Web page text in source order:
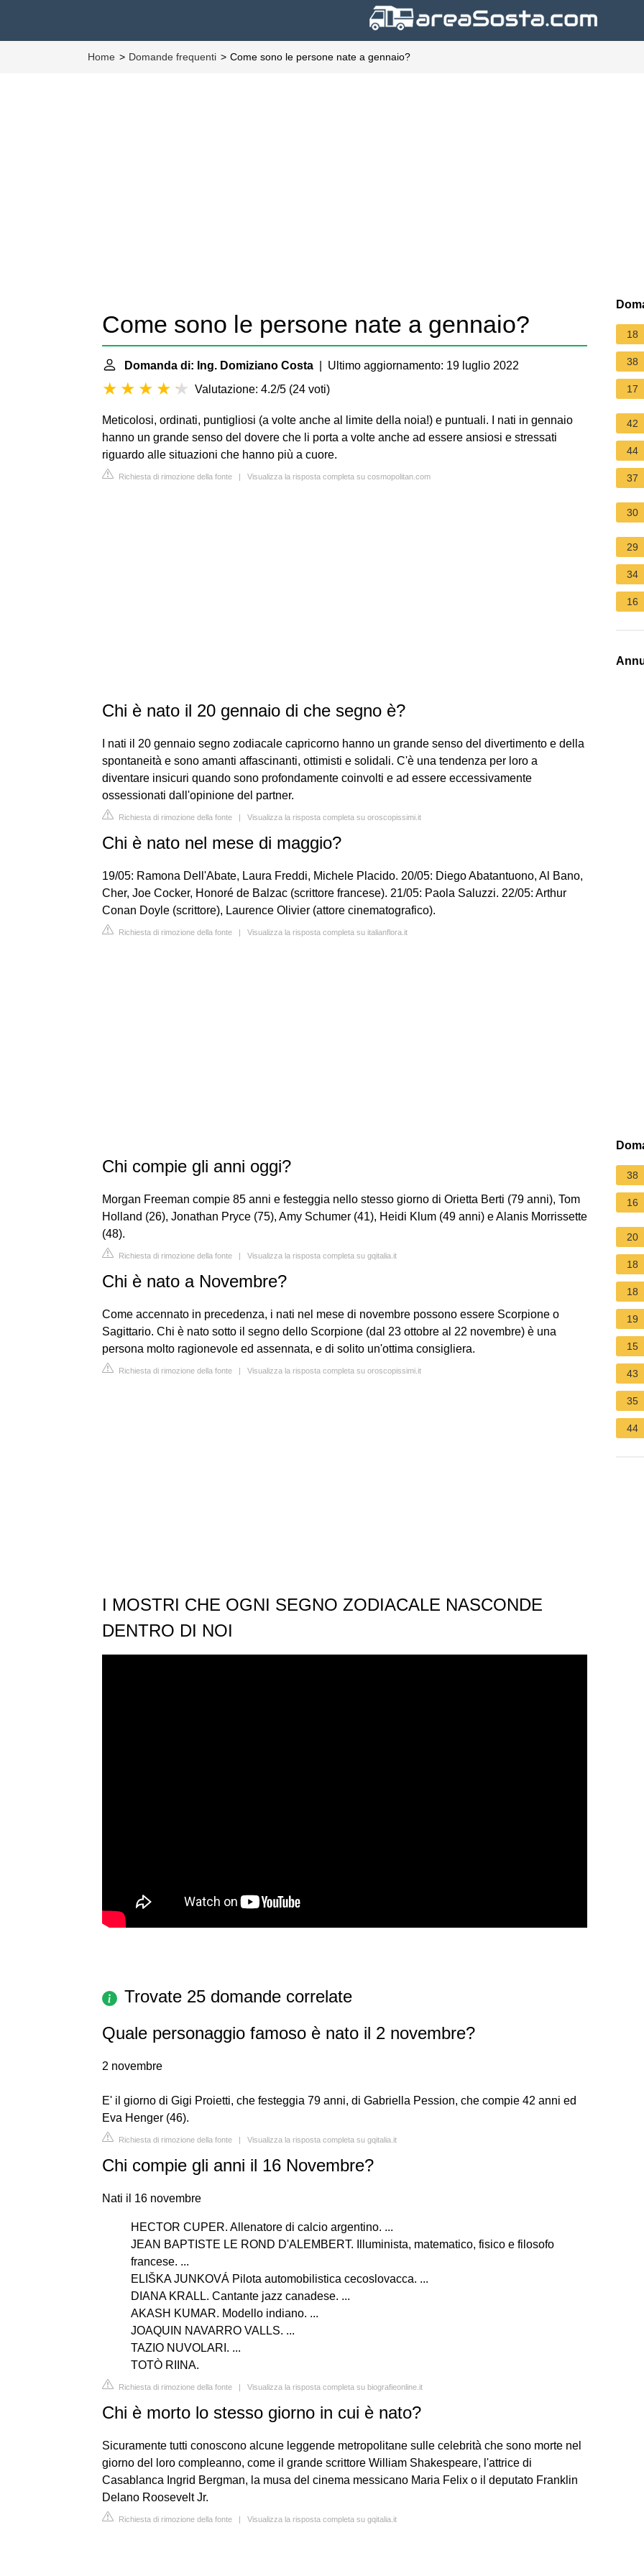
Home Domande frequenti Come sono le persone nate a gennaio?
Come sono le persone nate a gennaio?
Domanda di: Ing. Domiziano Costa | Ultimo aggiornamento: 19 luglio 2022
Valutazione: 4.2/5 (24 voti)
Meticolosi, ordinati, puntigliosi (a volte anche al limite della noia!) e puntuali. I nati in gennaio
hanno un grande senso del dovere che li porta a volte anche ad essere ansiosi e stressati
riguardo alle situazioni che hanno più a cuore.
Richiesta di rimozione della fonte | Visualizza la risposta completa su cosmopolitan.com
Chi è nato il 20 gennaio di che segno è?
I nati il 20 gennaio segno zodiacale capricorno hanno un grande senso del divertimento e della
spontaneità e sono amanti affascinanti, ottimisti e solidali. C'è una tendenza per loro a
diventare insicuri quando sono profondamente coinvolti e ad essere eccessivamente
ossessionati dall'opinione del partner.
Richiesta di rimozione della fonte | Visualizza la risposta completa su oroscopissimi.it
Chi è nato nel mese di maggio?
19/05: Ramona Dell'Abate, Laura Freddi, Michele Placido. 20/05: Diego Abatantuono, Al Bano,
Cher, Joe Cocker, Honoré de Balzac (scrittore francese). 21/05: Paola Saluzzi. 22/05: Arthur
Conan Doyle (scrittore), Laurence Olivier (attore cinematografico).
Richiesta di rimozione della fonte | Visualizza la risposta completa su italianflora.it
Chi compie gli anni oggi?
Morgan Freeman compie 85 anni e festeggia nello stesso giorno di Orietta Berti (79 anni), Tom
Holland (26), Jonathan Pryce (75), Amy Schumer (41), Heidi Klum (49 anni) e Alanis Morrissette
(48).
Richiesta di rimozione della fonte | Visualizza la risposta completa su gqitalia.it
Chi è nato a Novembre?
Come accennato in precedenza, i nati nel mese di novembre possono essere Scorpione o
Sagittario. Chi è nato sotto il segno dello Scorpione (dal 23 ottobre al 22 novembre) è una
persona molto ragionevole ed assennata, e di solito un'ottima consigliera.
Richiesta di rimozione della fonte | Visualizza la risposta completa su oroscopissimi.it
I MOSTRI CHE OGNI SEGNO ZODIACALE NASCONDE
DENTRO DI NOI
Trovate 25 domande correlate
Quale personaggio famoso è nato il 2 novembre?
2 novembre
E' il giorno di Gigi Proietti, che festeggia 79 anni, di Gabriella Pession, che compie 42 anni ed
Eva Henger (46).
Richiesta di rimozione della fonte | Visualizza la risposta completa su gqitalia.it
Chi compie gli anni il 16 Novembre?
Nati il 16 novembre
HECTOR CUPER. Allenatore di calcio argentino. ...
JEAN BAPTISTE LE ROND D'ALEMBERT. Illuminista, matematico, fisico e filosofo
francese. ...
ELIŠKA JUNKOVÁ Pilota automobilistica cecoslovacca. ...
DIANA KRALL. Cantante jazz canadese. ...
AKASH KUMAR. Modello indiano. ...
JOAQUIN NAVARRO VALLS. ...
TAZIO NUVOLARI. ...
TOTÒ RIINA.
Richiesta di rimozione della fonte | Visualizza la risposta completa su biografieonline.it
Chi è morto lo stesso giorno in cui è nato?
Sicuramente tutti conoscono alcune leggende metropolitane sulle celebrità che sono morte nel
giorno del loro compleanno, come il grande scrittore William Shakespeare, l'attrice di
Casablanca Ingrid Bergman, la musa del cinema messicano Maria Felix o il deputato Franklin
Delano Roosevelt Jr.
Richiesta di rimozione della fonte | Visualizza la risposta completa su gqitalia.it
18
38
17
42
44
37
30
29
34
16
38
16
20
18
18
19
15
43
35
44